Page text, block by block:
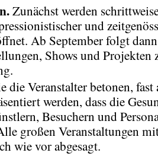
Zunächst werden
und
Ab September folgt
Shows und Projekten
Veranstalter betonen, fast
werden, dass die
Besuchern und
großen Veranstaltungen
wie vor abgesagt.